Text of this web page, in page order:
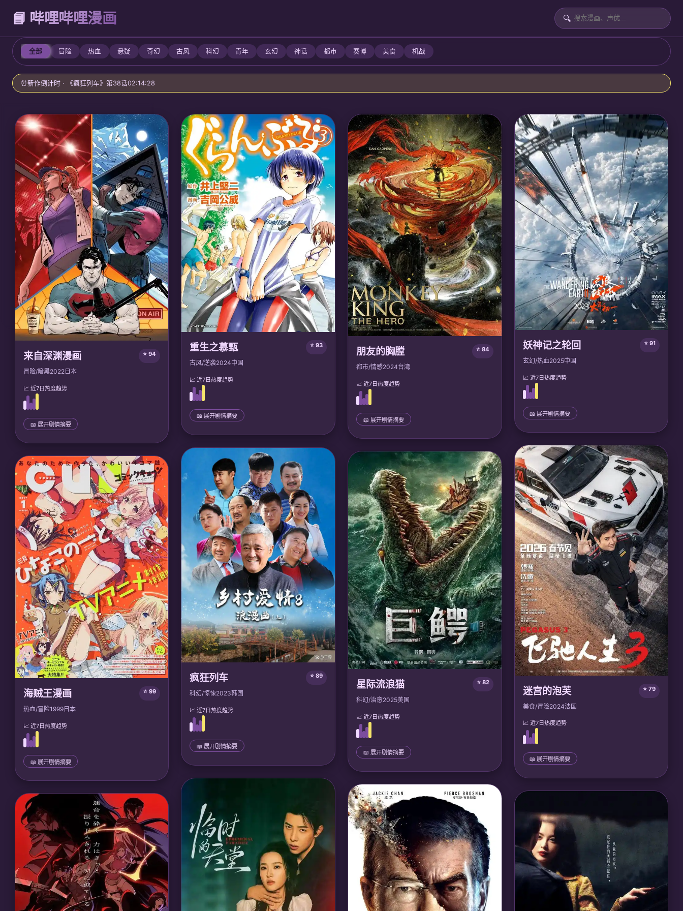
📘 哔哩哔哩漫画 🔍
全部 冒险 热血 悬疑 奇幻 古风 科幻 青年 玄幻 神话 都市 赛博 美食 机战
⏰新作倒计时 · 《疯狂列车》第38话02:14:26
来自深渊漫画 ⭐ 94
冒险/暗黑2022日本
📈 近7日热度趋势
📖 展开剧情摘要
机器人雷古踏上寻找母亲之旅。深渊每一层都
有奇异的生态系统和诅咒，人类无法从深层返
回。他们逐渐发现深渊底部隐藏着古代文明的
灭世兵器与人类起源真相。
🎙️ 声优/团队：声优: 富田美忧, 伊濑茉莉也; 制
作: Kinema Citrus
海贼王漫画 ⭐ 99
热血/冒险1999日本
📈 近7日热度趋势
📖 展开剧情摘要
伙伴们在大海贼时代冒险，对抗四皇和世界政
府，最终揭秘消失的100年历史和古代兵器的真
相，并实现全员自由梦想。
🎙️ 声优/团队：声优: 田中真弓, 中井和哉; 东映
动画
重生之慕甄 ⭐ 93
古风/逆袭2024中国
📈 近7日热度趋势
📖 展开剧情摘要
生回到十五岁及笄礼。她凭借前世记忆逆转命
运，联合异姓王肃清朝堂奸佞，最终成为女摄
政王，守护家国太平。
🎙️ 声优/团队：声优: 季冠霖, 姜广涛; 阅文动画
疯狂列车 ⭐ 89
科幻/惊悚2023韩国
📈 近7日热度趋势
📖 展开剧情摘要
发现列车核心为活体AI。主角工程师带领群众
🎙️ 声优/团队：
声优: 金善惠, 李浩林; studio
Mir
苗疆少女阿依体内封印上古化蛇魂魄，为救奶
奶参与驭兽师争斗。她掌控化蛇之力，揭开十
二凶兽封印，最终成为人兽共主平衡阴阳两
界。
🎙️ 声优/团队：声优: 陶典, 吴磊; 玄机科技
朋友的胸膛 ⭐ 84
都市/情感2024台湾
📈 近7日热度趋势
📖 展开剧情摘要
神秘邀请函重聚。直面当年伤痛，最终用宽容
治愈友谊，重拾真挚羁绊。
🎙️ 声优/团队：声优: 林美秀, 宋昱璁; 大猫工作
室
星际流浪猫 ⭐ 82
科幻/治愈2025美国
📈 近7日热度趋势
📖 展开剧情摘要
会说话的猫，猫咪实为外星远古文明的记忆载
体。他们一起穿越星云，揭露宇宙真相，并拯
救濒临灭绝的星际种族。
🎙️ 声优/团队：声优: 马特·默瑟, 凯莉·沃格;
Titmouse
妖神记之轮回 ⭐ 91
玄幻/热血2025中国
📈 近7日热度趋势
📖 展开剧情摘要
前世悲剧，组建最强妖灵师团，对抗黑暗公
会，最终踏足神域，成为万界共主。
🎙️ 声优/团队：声优: 沈达威, 醋醋; 美影动画
迷宫的泡芙 ⭐ 79
美食/冒险2024法国
📈 近7日热度趋势
📖 展开剧情摘要
食材怪物。她用烘焙魔法战胜敌人，收集传说
🎙️ 声优/团队： 声优: 艾莉森·布莱, 本·迪斯金;
Folimage